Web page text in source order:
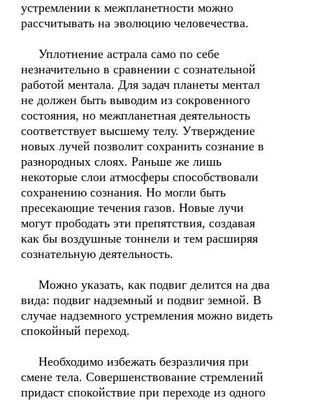
устремлении к межпланетности можно
рассчитывать на эволюцию человечества.
Уплотнение астрала само по себе
незначительно в сравнении с сознательной
работой ментала. Для задач планеты ментал
не должен быть выводим из сокровенного
состояния, но межпланетная деятельность
соответствует высшему телу. Утверждение
новых лучей позволит сохранить сознание в
разнородных слоях. Раньше же лишь
некоторые слои атмосферы способствовали
сохранению сознания. Но могли быть
пресекающие течения газов. Новые лучи
могут прободать эти препятствия, создавая
как бы воздушные тоннели и тем расширяя
сознательную деятельность.
Можно указать, как подвиг делится на два
вида: подвиг надземный и подвиг земной. В
случае надземного устремления можно видеть
спокойный переход.
Необходимо избежать безразличия при
смене тела. Совершенствование стремлений
придаст спокойствие при переходе из одного